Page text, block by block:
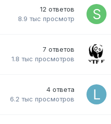
12 ответов
8.9 тыс просмотр
7 ответов
1.8 тыс просмотров
4 ответа
6.2 тыс просмотров